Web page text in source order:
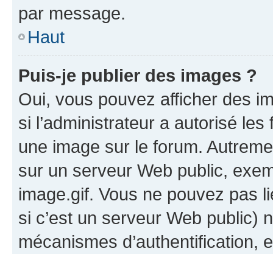
par message.
Haut
Puis-je publier des images ?
Oui, vous pouvez afficher des
si l’administrateur a autorisé
une image sur le forum.
sur un serveur Web public,
image.gif. Vous ne pouvez pas
si c’est un serveur Web public)
mécanismes d’authentification,